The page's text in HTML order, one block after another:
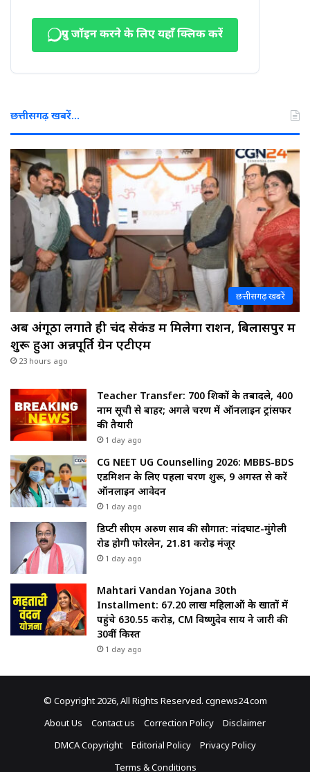
ग्रुप जॉइन करने के लिए यहाँ क्लिक करें
छत्तीसगढ़ खबरें…
छत्तीसगढ़ खबरें
अब अंगूठा लगाते ही चंद सेकंड में मिलेगा राशन, बिलासपुर में
शुरू हुआ अन्नपूर्ति ग्रेन एटीएम
23 hours ago
Teacher Transfer: 700 शिक्षकों के तबादले, 400
नाम सूची से बाहर; अगले चरण में ऑनलाइन ट्रांसफर
की तैयारी
1 day ago
CG NEET UG Counselling 2026: MBBS-BDS
एडमिशन के लिए पहला चरण शुरू, 9 अगस्त से करें
ऑनलाइन आवेदन
1 day ago
डिप्टी सीएम अरुण साव की सौगात: नांदघाट-मुंगेली
रोड होगी फोरलेन, ₹21.81 करोड़ मंजूर
1 day ago
Mahtari Vandan Yojana 30th
Installment: 67.20 लाख महिलाओं के खातों में
पहुंचे 630.55 करोड़, CM विष्णुदेव साय ने जारी की
30वीं किस्त
1 day ago
© Copyright 2026, All Rights Reserved. cgnews24.com
About Us
Contact us Correction Policy
Disclaimer
DMCA Copyright
Editorial Policy
Privacy Policy
Terms & Conditions